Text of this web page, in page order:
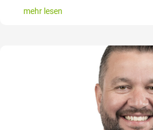
mehr lesen